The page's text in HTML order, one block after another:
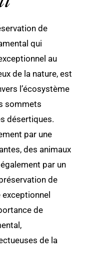
de
qui
au
de la nature, est
l’écosystème
sommets
désertiques.
par une
des animaux
par un
de
de
de la